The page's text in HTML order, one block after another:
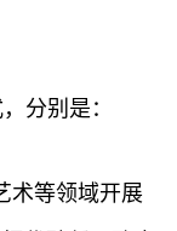
分别是：
术等领域开展